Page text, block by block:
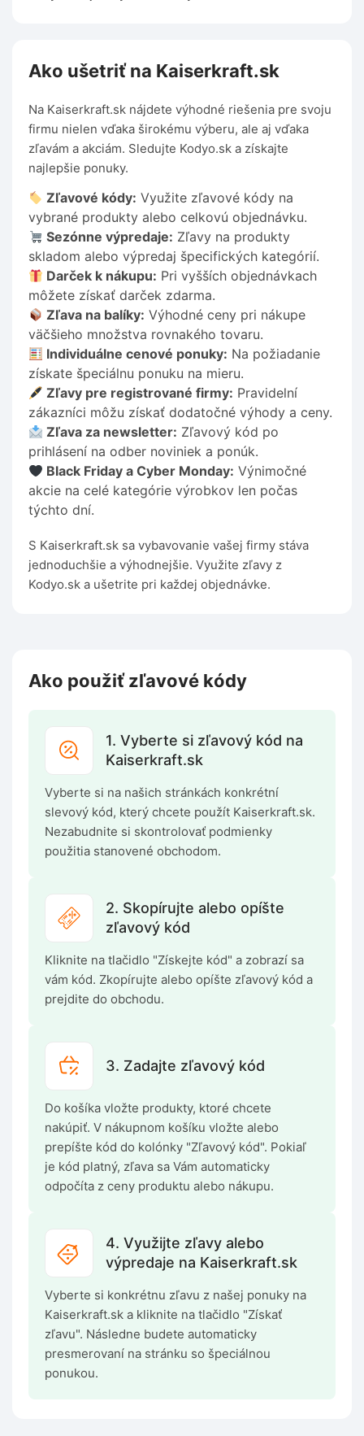
Ako ušetriť na Kaiserkraft.sk
Na Kaiserkraft.sk nájdete výhodné riešenia pre svoju
firmu nielen vďaka širokému výberu, ale aj vďaka
zľavám a akciám. Sledujte Kodyo.sk a získajte
najlepšie ponuky.
Zľavové kódy: Využite zľavové kódy na
vybrané produkty alebo celkovú objednávku.
Sezónne výpredaje: Zľavy na produkty
skladom alebo výpredaj špecifických kategórií.
Darček k nákupu: Pri vyšších objednávkach
môžete získať darček zdarma.
Zľava na balíky: Výhodné ceny pri nákupe
väčšieho množstva rovnakého tovaru.
Individuálne cenové ponuky: Na požiadanie
získate špeciálnu ponuku na mieru.
Zľavy pre registrované firmy: Pravidelní
zákazníci môžu získať dodatočné výhody a ceny.
Zľava za newsletter: Zľavový kód po
prihlásení na odber noviniek a ponúk.
Black Friday a Cyber Monday: Výnimočné
akcie na celé kategórie výrobkov len počas
týchto dní.
S Kaiserkraft.sk sa vybavovanie vašej firmy stáva
jednoduchšie a výhodnejšie. Využite zľavy z
Kodyo.sk a ušetrite pri každej objednávke.
Ako použiť zľavové kódy
1. Vyberte si zľavový kód na
Kaiserkraft.sk
Vyberte si na našich stránkách konkrétní
slevový kód, který chcete použít Kaiserkraft.sk.
Nezabudnite si skontrolovať podmienky
použitia stanovené obchodom.
2. Skopírujte alebo opíšte
zľavový kód
Kliknite na tlačidlo "Získejte kód" a zobrazí sa
vám kód. Zkopírujte alebo opíšte zľavový kód a
prejdite do obchodu.
3. Zadajte zľavový kód
Do košíka vložte produkty, ktoré chcete
nakúpiť. V nákupnom košíku vložte alebo
prepíšte kód do kolónky "Zľavový kód". Pokiaľ
je kód platný, zľava sa Vám automaticky
odpočíta z ceny produktu alebo nákupu.
4. Využijte zľavy alebo
výpredaje na Kaiserkraft.sk
Vyberte si konkrétnu zľavu z našej ponuky na
Kaiserkraft.sk a kliknite na tlačidlo "Získať
zľavu". Následne budete automaticky
presmerovaní na stránku so špeciálnou
ponukou.